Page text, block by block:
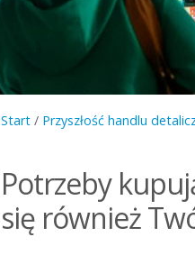
Start/ Przyszłość handlu
Potrzeby
się również